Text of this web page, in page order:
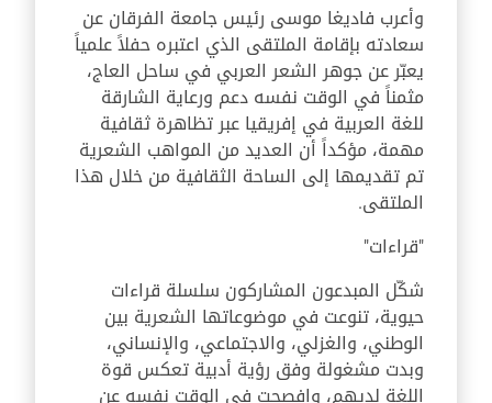
وأعرب فاديغا موسى رئيس جامعة الفرقان عن
سعادته بإقامة الملتقى الذي اعتبره حفلاً علمياً
يعبّر عن جوهر الشعر العربي في ساحل العاج،
مثمناً في الوقت نفسه دعم ورعاية الشارقة
للغة العربية في إفريقيا عبر تظاهرة ثقافية
مهمة، مؤكداً أن العديد من المواهب الشعرية
تم تقديمها إلى الساحة الثقافية من خلال هذا
الملتقى.
"قراءات"
شكّل المبدعون المشاركون سلسلة قراءات
حيوية، تنوعت في موضوعاتها الشعرية بين
الوطني، والغزلي، والاجتماعي، والإنساني،
وبدت مشغولة وفق رؤية أدبية تعكس قوة
اللغة لديهم، وافصحت في الوقت نفسه عن